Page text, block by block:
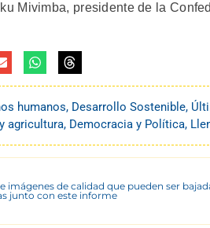
Mivimba, presidente de la
humanos, Desarrollo Sostenible,
agricultura, Democracia y Política,
imágenes de calidad que pueden ser
junto con este informe